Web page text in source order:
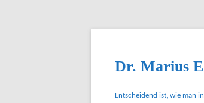
Zum
Dr. Marius
Entscheidend ist, wie man